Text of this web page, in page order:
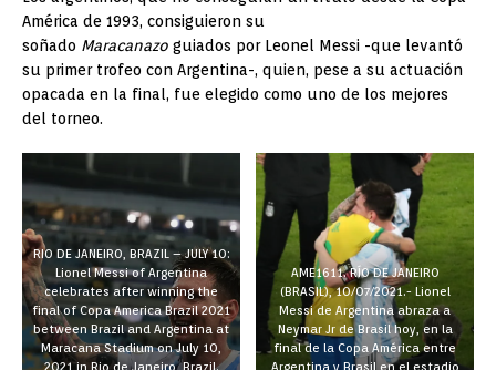
América de 1993, consiguieron su
soñado Maracanazo guiados por Leonel Messi -que levantó
su primer trofeo con Argentina-, quien, pese a su actuación
opacada en la final, fue elegido como uno de los mejores
del torneo.
RIO DE JANEIRO, BRAZIL – JULY 10:
Lionel Messi of Argentina
celebrates after winning the
final of Copa America Brazil 2021
between Brazil and Argentina at
Maracana Stadium on July 10,
2021 in Rio de Janeiro, Brazil.
AME1611. RÍO DE JANEIRO
(BRASIL), 10/07/2021.- Lionel
Messi de Argentina abraza a
Neymar Jr de Brasil hoy, en la
final de la Copa América entre
Argentina y Brasil en el estadio